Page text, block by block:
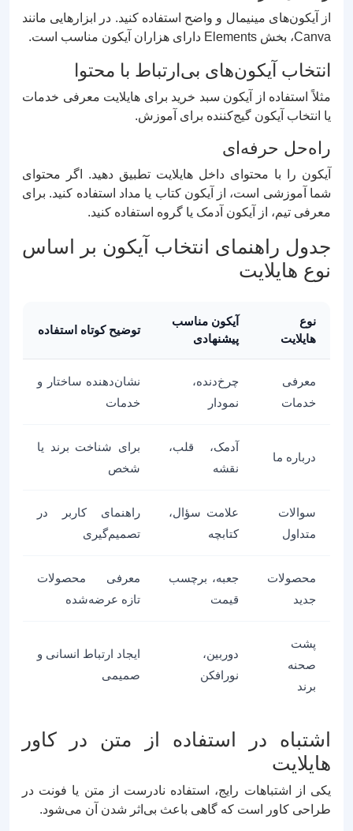
از آیکون‌های مینیمال و واضح استفاده کنید. در ابزارهایی مانند
Canva، بخش Elements دارای هزاران آیکون مناسب است.
انتخاب آیکون‌های بی‌ارتباط با محتوا
مثلاً استفاده از آیکون سبد خرید برای هایلایت معرفی خدمات
یا انتخاب آیکون گیج‌کننده برای آموزش.
راه‌حل حرفه‌ای
آیکون را با محتوای داخل هایلایت تطبیق دهید. اگر محتوای
شما آموزشی است، از آیکون کتاب یا مداد استفاده کنید. برای
معرفی تیم، از آیکون آدمک یا گروه استفاده کنید.
جدول راهنمای انتخاب آیکون بر اساس
نوع هایلایت
نوع
هایلایت
آیکون مناسب
پیشنهادی
توضیح کوتاه استفاده
معرفی
خدمات
چرخ‌دنده،
نمودار
نشان‌دهنده ساختار و
خدمات
درباره ما
آدمک، قلب،
نقشه
برای شناخت برند یا
شخص
سوالات
متداول
علامت سؤال،
کتابچه
راهنمای کاربر در
تصمیم‌گیری
محصولات
جدید
جعبه، برچسب
قیمت
معرفی محصولات
تازه عرضه‌شده
پشت
صحنه
برند
دوربین،
نورافکن
ایجاد ارتباط انسانی و
صمیمی
اشتباه در استفاده از متن در کاور
هایلایت
یکی از اشتباهات رایج، استفاده نادرست از متن یا فونت در
طراحی کاور است که گاهی باعث بی‌اثر شدن آن می‌شود.